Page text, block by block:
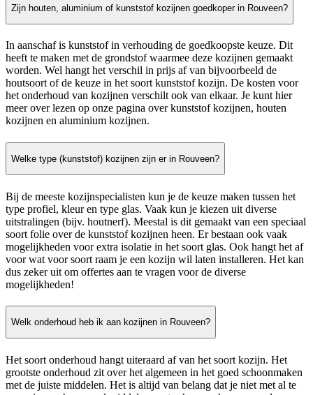
Zijn houten, aluminium of kunststof kozijnen goedkoper in Rouveen?
In aanschaf is kunststof in verhouding de goedkoopste keuze. Dit
heeft te maken met de grondstof waarmee deze kozijnen gemaakt
worden. Wel hangt het verschil in prijs af van bijvoorbeeld de
houtsoort of de keuze in het soort kunststof kozijn. De kosten voor
het onderhoud van kozijnen verschilt ook van elkaar. Je kunt hier
meer over lezen op onze pagina over kunststof kozijnen, houten
kozijnen en aluminium kozijnen.
Welke type (kunststof) kozijnen zijn er in Rouveen?
Bij de meeste kozijnspecialisten kun je de keuze maken tussen het
type profiel, kleur en type glas. Vaak kun je kiezen uit diverse
uitstralingen (bijv. houtnerf). Meestal is dit gemaakt van een speciaal
soort folie over de kunststof kozijnen heen. Er bestaan ook vaak
mogelijkheden voor extra isolatie in het soort glas. Ook hangt het af
voor wat voor soort raam je een kozijn wil laten installeren. Het kan
dus zeker uit om offertes aan te vragen voor de diverse
mogelijkheden!
Welk onderhoud heb ik aan kozijnen in Rouveen?
Het soort onderhoud hangt uiteraard af van het soort kozijn. Het
grootste onderhoud zit over het algemeen in het goed schoonmaken
met de juiste middelen. Het is altijd van belang dat je niet met al te